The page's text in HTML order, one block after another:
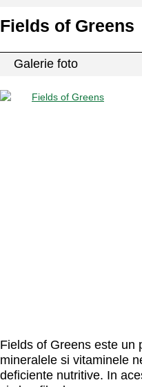
Fields of Greens
Galerie foto
Fields of Greens este un
mineralele si vitaminele
deficiente nutritive. In